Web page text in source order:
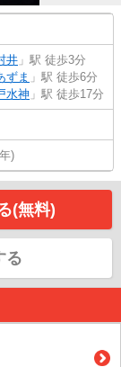
井 」駅 徒歩3分
ずま 」駅 徒歩6分
水神 」駅 徒歩17分
)
(無料)
る